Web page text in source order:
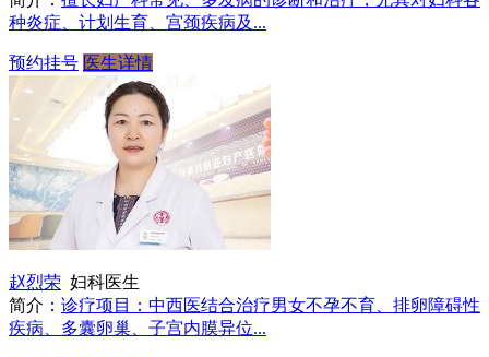
种炎症、计划生育、宫颈疾病及...
预约挂号 医生详情
赵烈荣 妇科医生
简介： 诊疗项目：中西医结合治疗男女不孕不育、排卵障碍性
疾病、多囊卵巢、子宫内膜异位...